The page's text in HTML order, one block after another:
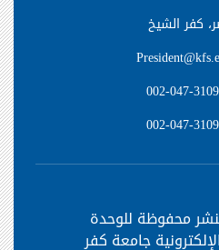
كفر الشيخ
محفوظة للوحدة
جامعة كفر